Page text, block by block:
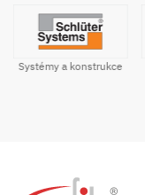
Systémy a konstrukce